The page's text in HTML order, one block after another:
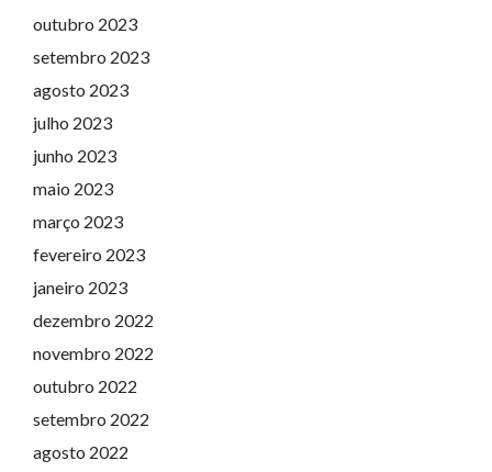
outubro 2023
setembro 2023
agosto 2023
julho 2023
junho 2023
maio 2023
março 2023
fevereiro 2023
janeiro 2023
dezembro 2022
novembro 2022
outubro 2022
setembro 2022
agosto 2022